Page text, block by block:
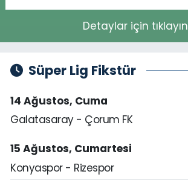
Detaylar için tıklayın
Süper Lig Fikstür
14 Ağustos, Cuma
Galatasaray - Çorum FK
15 Ağustos, Cumartesi
Konyaspor - Rizespor